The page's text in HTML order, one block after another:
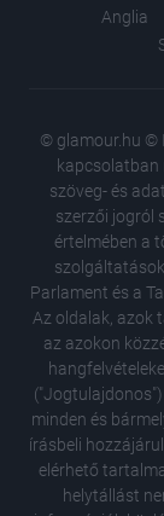
Anglia
© glamour.hu ©
kapcsolatban
szöveg- és
szerzői jogról
értelmében a
Parlament és a
Az oldalak, azok
az azokon
minden és
írásbeli
elérhető
helytállást